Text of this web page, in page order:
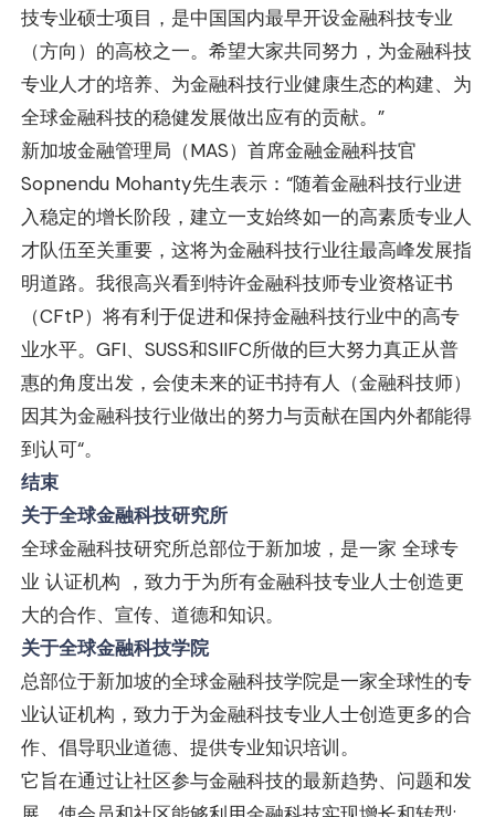
技专业硕士项目，是中国国内最早开设金融科技专业
（方向）的高校之一。希望大家共同努力，为金融科技
专业人才的培养、为金融科技行业健康生态的构建、为
全球金融科技的稳健发展做出应有的贡献。”
新加坡金融管理局（MAS）首席金融金融科技官
Sopnendu Mohanty先生表示：“随着金融科技行业进
入稳定的增长阶段，建立一支始终如一的高素质专业人
才队伍至关重要，这将为金融科技行业往最高峰发展指
明道路。我很高兴看到特许金融科技师专业资格证书
（CFtP）将有利于促进和保持金融科技行业中的高专
业水平。GFI、SUSS和SIIFC所做的巨大努力真正从普
惠的角度出发，会使未来的证书持有人（金融科技师）
因其为金融科技行业做出的努力与贡献在国内外都能得
到认可“。
结束
关于全球金融科技研究所
全球金融科技研究所总部位于新加坡，是一家 全球专
业 认证机构 ，致力于为所有金融科技专业人士创造更
大的合作、宣传、道德和知识。
关于全球金融科技学院
总部位于新加坡的全球金融科技学院是一家全球性的专
业认证机构，致力于为金融科技专业人士创造更多的合
作、倡导职业道德、提供专业知识培训。
它旨在通过让社区参与金融科技的最新趋势、问题和发